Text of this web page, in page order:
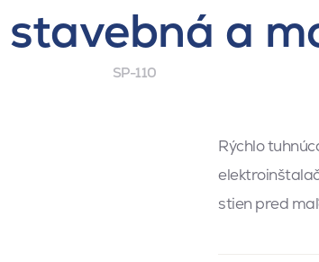
a
SP-110
Rýchlo
stien pred